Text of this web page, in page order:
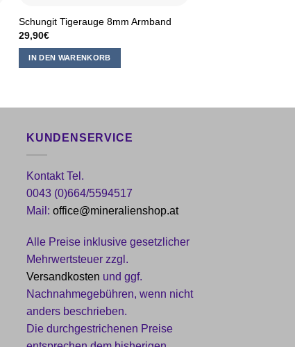
Schungit Tigerauge 8mm Armband
29,90€
IN DEN WARENKORB
KUNDENSERVICE
Kontakt Tel.
0043 (0)664/5594517
Mail: office@mineralienshop.at
Alle Preise inklusive gesetzlicher
Mehrwertsteuer zzgl.
Versandkosten und ggf.
Nachnahmegebühren, wenn nicht
anders beschrieben.
Die durchgestrichenen Preise